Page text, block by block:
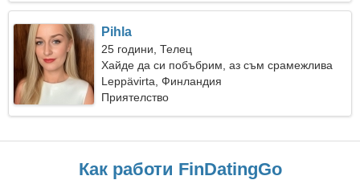
Pihla
25 години, Телец
Хайде да си побъбрим, аз съм срамежлива
жена
Leppävirta, Финландия
Приятелство
Как работи FinDatingGo